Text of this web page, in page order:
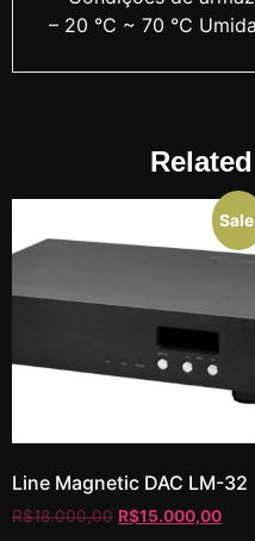
– 20 ℃ ~ 70 ℃
Line Magnetic DAC LM-32
R$18.000,00 R$15.000,00